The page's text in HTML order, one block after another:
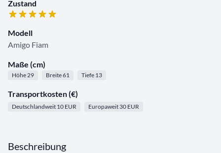
Zustand
Modell
Amigo Fiam
Maße (cm)
Höhe 29 Breite 61 Tiefe 13
Transportkosten (€)
Deutschlandweit 10 EUR Europaweit 30 EUR
Beschreibung